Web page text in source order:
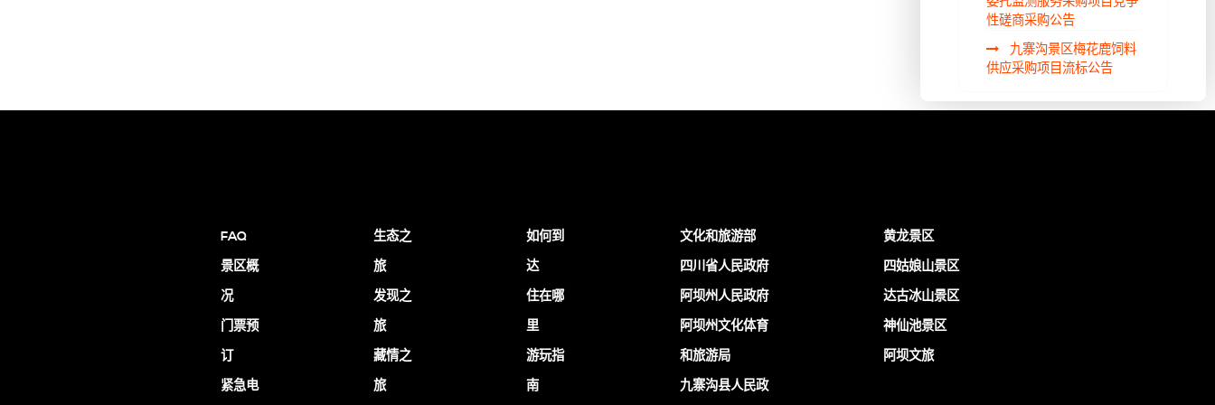
性磋商采购公告
九寨沟景区梅花鹿饲料
供应采购项目流标公告
FAQ
景区概
况
门票预
订
紧急电
生态之
旅
发现之
旅
藏情之
旅
如何到
达
住在哪
里
游玩指
南
文化和旅游部
四川省人民政府
阿坝州人民政府
阿坝州文化体育
和旅游局
九寨沟县人民政
黄龙景区
四姑娘山景区
达古冰山景区
神仙池景区
阿坝文旅